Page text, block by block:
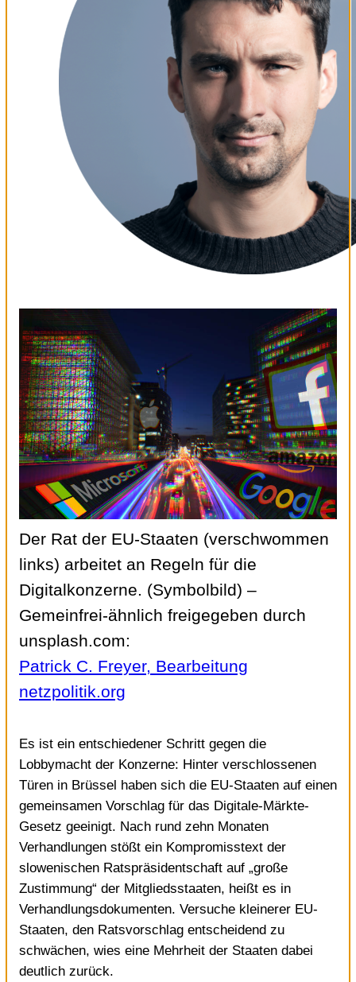
Der Rat der EU-Staaten (verschwommen
links) arbeitet an Regeln für die
Digitalkonzerne. (Symbolbild) –
Gemeinfrei-ähnlich freigegeben durch
unsplash.com:
Patrick C. Freyer, Bearbeitung
netzpolitik.org
Es ist ein entschiedener Schritt gegen die
Lobbymacht der Konzerne: Hinter verschlossenen
Türen in Brüssel haben sich die EU-Staaten auf einen
gemeinsamen Vorschlag für das Digitale-Märkte-
Gesetz geeinigt. Nach rund zehn Monaten
Verhandlungen stößt ein Kompromisstext der
slowenischen Ratspräsidentschaft auf „große
Zustimmung“ der Mitgliedsstaaten, heißt es in
Verhandlungsdokumenten. Versuche kleinerer EU-
Staaten, den Ratsvorschlag entscheidend zu
schwächen, wies eine Mehrheit der Staaten dabei
deutlich zurück.